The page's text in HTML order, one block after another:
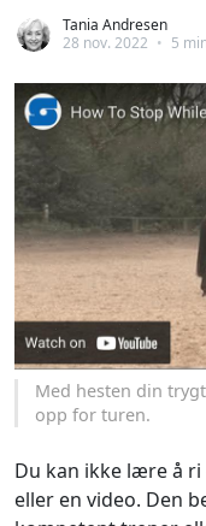
Tania Andresen
28 nov. 2022 • 5
Med hesten din
opp for turen.
Du kan ikke lære å
eller en video. Den